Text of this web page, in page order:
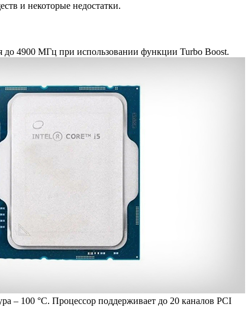
и некоторые недостатки.
до 4900 МГц при использовании функции Turbo Boost.
– 100 °C. Процессор поддерживает до 20 каналов PCI